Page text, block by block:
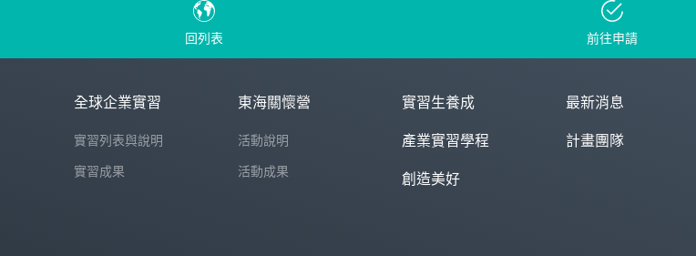
回列表 前往申請
全球企業實習
實習列表與說明
實習成果
東海關懷營
活動說明
活動成果
實習生養成
產業實習學程
創造美好
最新消息
計畫團隊